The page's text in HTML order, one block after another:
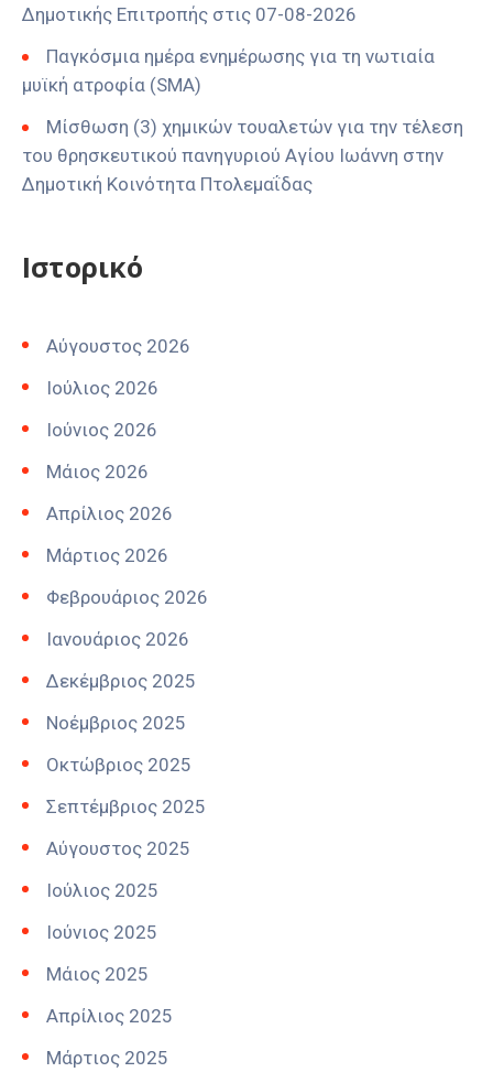
Δημοτικής Επιτροπής στις 07-08-2026
Παγκόσμια ημέρα ενημέρωσης για τη νωτιαία
μυϊκή ατροφία (SMA)
Μίσθωση (3) χημικών τουαλετών για την τέλεση
του θρησκευτικού πανηγυριού Αγίου Ιωάννη στην
Δημοτική Κοινότητα Πτολεμαΐδας
Ιστορικό
Αύγουστος 2026
Ιούλιος 2026
Ιούνιος 2026
Μάιος 2026
Απρίλιος 2026
Μάρτιος 2026
Φεβρουάριος 2026
Ιανουάριος 2026
Δεκέμβριος 2025
Νοέμβριος 2025
Οκτώβριος 2025
Σεπτέμβριος 2025
Αύγουστος 2025
Ιούλιος 2025
Ιούνιος 2025
Μάιος 2025
Απρίλιος 2025
Μάρτιος 2025